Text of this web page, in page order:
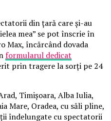
din țară care și-au
mea” se pot înscrie în
Max, încărcând dovada
formularul dedicat
prin tragere la sorți pe 24
Timișoara, Alba Iulia,
Mare, Oradea, cu săli pline,
îndelungate cu spectatorii